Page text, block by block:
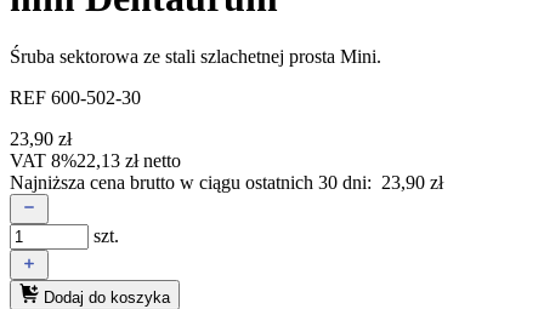
Śruba sektorowa ze stali szlachetnej prosta Mini.
REF 600-502-30
23,90 zł
VAT 8%22,13 złnetto
Najniższa cena brutto w ciągu ostatnich 30 dni: 23,90 zł
szt.
Dodaj do koszyka